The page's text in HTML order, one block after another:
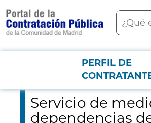
contenido
principal
Buscar
Menú PCON
PERFIL DE
Servicio de medición ambiental de
Servicio de
dependencias